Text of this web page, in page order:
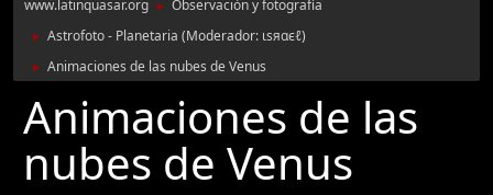
www.latinquasar.org ► Observación y fotografía
► Astrofoto - Planetaria (Moderador: ιѕяαєℓ)
► Animaciones de las nubes de Venus
Animaciones de las
nubes de Venus